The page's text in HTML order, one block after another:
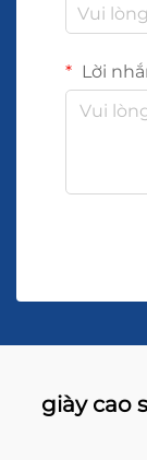
Lời
giày cao